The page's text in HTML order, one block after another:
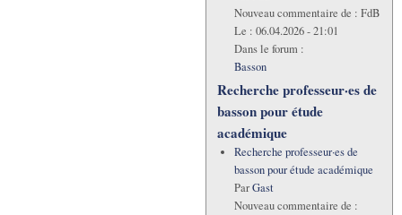
Nouveau commentaire de : FdB
Le : 06.04.2026 - 21:01
Dans le forum :
Basson
Recherche professeur·es de
basson pour étude
académique
Recherche professeur·es de
basson pour étude académique
ParGast
Nouveau commentaire de :